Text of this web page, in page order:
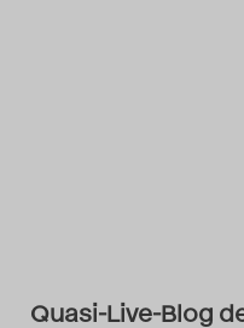
Quasi-Live-Blog